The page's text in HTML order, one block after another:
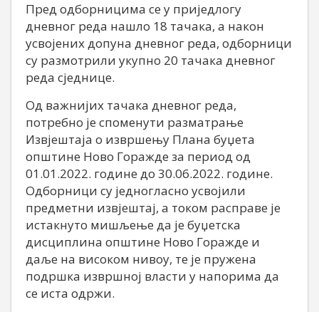
Пред одборницима се у приједлогу
дневног реда нашло 18 тачака, а након
усвојених допуна дневног реда, одборници
су размотрили укупно 20 тачака дневног
реда сједнице.
Од важнијих тачака дневног реда,
потребно је споменути разматрање
Извјештаја о извршењу Плана буџета
општине Ново Горажде за период од
01.01.2022. године до 30.06.2022. године.
Одборници су једногласно усвојили
предметни извјештај, а током расправе је
истакнуто мишљење да је буџетска
дисциплина општине Ново Горажде и
даље на високом нивоу, те је пружена
подршка извршној власти у напорима да
се иста одржи.